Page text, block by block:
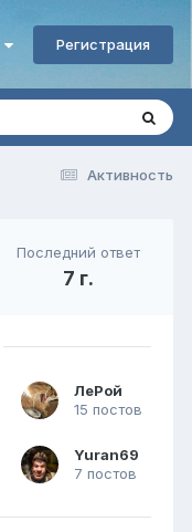
Регистрация
Активность
Последний ответ
7 г.
ЛеРой
15 постов
Yuran69
7 постов